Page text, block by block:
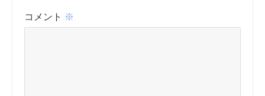
コメント ※